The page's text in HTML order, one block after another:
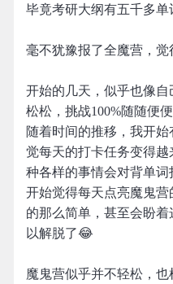
毕竟考研大纲有五千多单
毫不犹豫报了全魔营，
开始的几天，似乎也像
松松，挑战100%随随便便
随着时间的推移，我开
觉每天的打卡任务变得
种各样的事情会对背单词
开始觉得每天点亮魔鬼
的那么简单，甚至会盼
以解脱了😂
魔鬼营似乎并不轻松，